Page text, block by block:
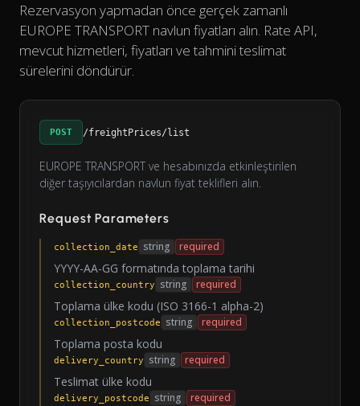
Rezervasyon yapmadan önce gerçek zamanlı
EUROPE TRANSPORT navlun fiyatları alın. Rate API,
mevcut hizmetleri, fiyatları ve tahmini teslimat
sürelerini döndürür.
POST /freightPrices/list
EUROPE TRANSPORT ve hesabınızda etkinleştirilen
diğer taşıyıcılardan navlun fiyat teklifleri alın.
Request Parameters
collection_date string required
YYYY-AA-GG formatında toplama tarihi
collection_country string required
Toplama ülke kodu (ISO 3166-1 alpha-2)
collection_postcode string required
Toplama posta kodu
delivery_country string required
Teslimat ülke kodu
delivery_postcode string required